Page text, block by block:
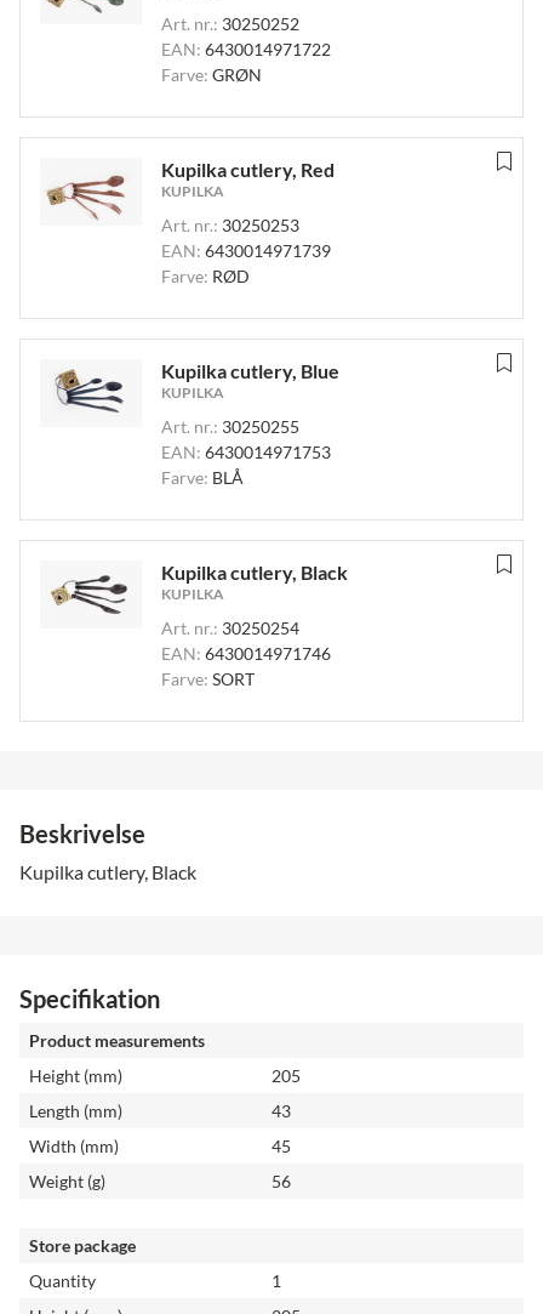
Art. nr.: 30250252
EAN: 6430014971722
Farve: GRØN
Kupilka cutlery, Red
KUPILKA
Art. nr.: 30250253
EAN: 6430014971739
Farve: RØD
Kupilka cutlery, Blue
KUPILKA
Art. nr.: 30250255
EAN: 6430014971753
Farve: BLÅ
Kupilka cutlery, Black
KUPILKA
Art. nr.: 30250254
EAN: 6430014971746
Farve: SORT
Beskrivelse
Kupilka cutlery, Black
Specifikation
Product measurements
Height (mm)
205
Length (mm)
43
Width (mm)
45
Weight (g)
56
Store package
Quantity
1